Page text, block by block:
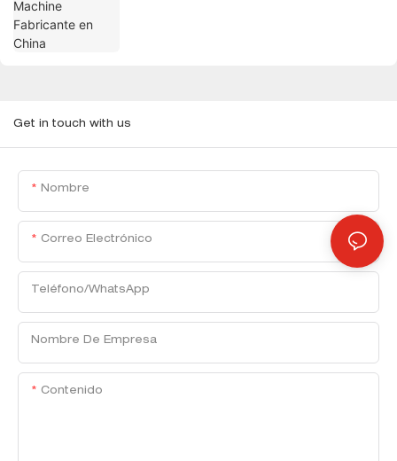
Get in touch with us
Nombre
Correo Electrónico
Teléfono/WhatsApp
Nombre De Empresa
Contenido